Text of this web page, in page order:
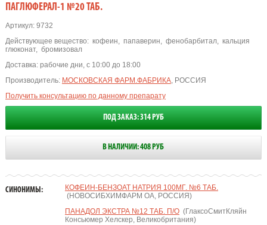
ПАГЛЮФЕРАЛ-1 №20 ТАБ.
Артикул:9732
Действующее вещество: кофеин, папаверин, фенобарбитал, кальция
глюконат, бромизовал
Доставка: рабочие дни, с 10:00 до 18:00
Производитель: МОСКОВСКАЯ ФАРМ.ФАБРИКА, РОССИЯ
Получить консультацию по данному препарату
ПОД ЗАКАЗ: 314 РУБ
В НАЛИЧИИ: 408 РУБ
СИНОНИМЫ:
КОФЕИН-БЕНЗОАТ НАТРИЯ 100МГ. №6 ТАБ.
(НОВОСИБХИМФАРМ ОА, РОССИЯ)
ПАНАДОЛ ЭКСТРА №12 ТАБ. П/О(ГлаксоСмитКляйн
Консьюмер Хелскер, Великобритания)